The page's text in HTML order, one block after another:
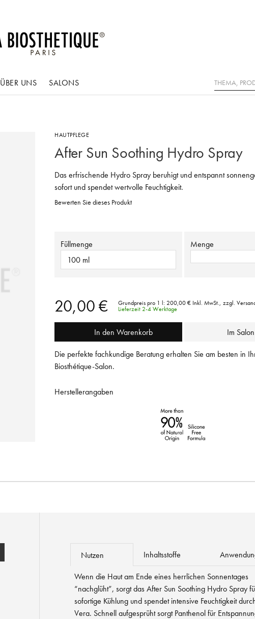
ÜBER UNS SALONS Suche
HAUTPFLEGE
After Sun Soothing Hydro Spray
Das erfrischende Hydro Spray beruhigt und entspannt
sofort und spendet wertvolle Feuchtigkeit.
Bewerten Sie dieses Produkt
Füllmenge
100 ml
Menge
20,00 € Grundpreis pro 1 l: 200,00 € Inkl. MwSt., zzgl.
Lieferzeit 2-4 Werktage
In den Warenkorb Im
Die perfekte fachkundige Beratung erhalten Sie am besten in
Biosthétique-Salon.
Herstellerangaben
Nutzen Inhaltsstoffe
Wenn die Haut am Ende eines herrlichen Sonnentages
“nachglüht”, sorgt das After Sun Soothing Hydro Spray
sofortige Kühlung und spendet intensive Feuchtigkeit
Vera. Schnell aufgesprüht sorgt Panthenol für